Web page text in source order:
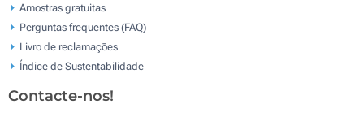
Amostras gratuitas
Perguntas frequentes (FAQ)
Livro de reclamaçōes
Índice de Sustentabilidade
Contacte-nos!